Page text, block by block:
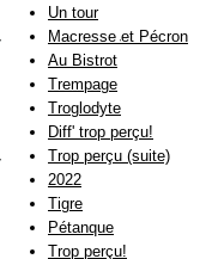
Un tour
Macresse et Pécron
Au Bistrot
Trempage
Troglodyte
Diff' trop perçu!
Trop perçu (suite)
2022
Tigre
Pétanque
Trop perçu!